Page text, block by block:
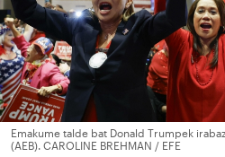
Emakume talde bat Donald Trumpek
(AEB). CAROLINE BREHMAN / EFE